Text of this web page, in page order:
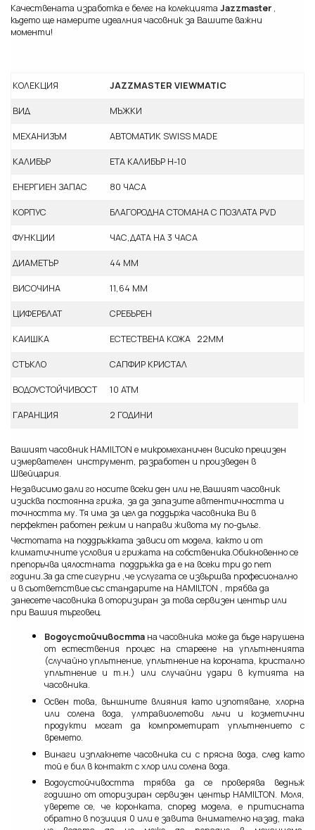
Качествената изработка е белег на колекцията Jazzmaster ,
където ще намерите идеалния часовник за Вашите важни
моменти!
КОЛЕКЦИЯ JAZZMASTER VIEWMATIC
ВИД МЪЖКИ
МЕХАНИЗЪМ АВТОМАТИК SWISS MADE
КАЛИБЪР ЕТА КАЛИБЪР H-10
ЕНЕРГИЕН ЗАПАС 80 ЧАСА
КОРПУС БЛАГОРОДНА СТОМАНА С ПОЗЛАТА PVD
ФУНКЦИИ ЧАС,ДАТА НА 3 ЧАСА
ДИАМЕТЪР 44 ММ
ВИСОЧИНА 11,64 ММ
ЦИФЕРБЛАТ СРЕБЪРЕН
КАИШКА ЕСТЕСТВЕНА КОЖА 22ММ
СТЪКЛО САПФИР КРИСТАЛ
ВОДОУСТОЙЧИВОСТ 10 АТМ
ГАРАНЦИЯ 2 ГОДИНИ
Вашият часовник HAMILTON e микромеханичен висико прецизен
измервателен инструмент, разработен и произведен в
Швейцария.
Независимо дали го носите всеки ден или не,Вашият часовник
изисква постоянна грижа, за да запазите автентичността и
точността му. Тя има за цел да поддържа часовника Ви в
перфектен работен режим и направи живота му по-дълъг.
Честотата на поддръжката зависи от модела, както и от
климатичните условия и грижата на собственика.Обикновенно се
препоръчва цялостната поддръжка да е на всеки три до пет
години.За да сте сигурни ,че услугата се извършва професионално
и в съответствие със стандарите на HAMILTON , трябва да
занесете часовника в оторизиран за това сервизен център или
при Вашия търговец.
Водоустойчивостта на часовника може да бъде нарушена
от естествения процес на стареене на уплътненията
(случайно уплътнение, уплътнение на короната, кристално
уплътнение и т.н.) или случайни удари в кутията на
часовника.
Освен това, външните влияния като изпотяване, хлорна
или солена вода, ултравиолетови лъчи и козметични
продукти могат да компрометират уплътнението с
времето.
Винаги изплакнете часовника си с прясна вода, след като
той е бил в контакт с хлор или солена вода.
Водоустойчивостта трябва да се проверява веднъж
годишно от оторизиран сервизен център HAMILTON. Моля,
уверете се, че коронката, според модела, е притисната
обратно в позиция 0 или е завита внимателно назад, така